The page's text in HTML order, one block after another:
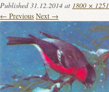
Published31.12.2014 at 1800 × 1251
← Previous Next →